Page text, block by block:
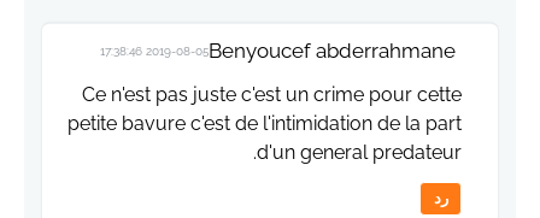
Benyoucef abderrahmane
2019-08-05 17:38:46
Ce n'est pas juste c'est un crime pour cette
petite bavure c'est de l'intimidation de la part
d'un general predateur.
رد